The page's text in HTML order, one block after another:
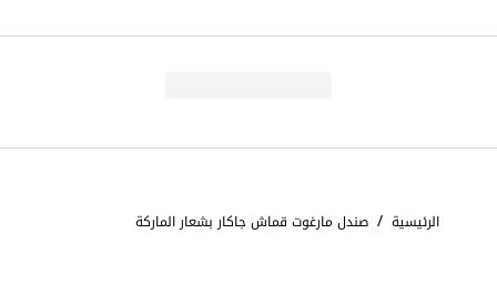
الرئيسية / صندل مارغوت قماش جاكار بشعار الماركة